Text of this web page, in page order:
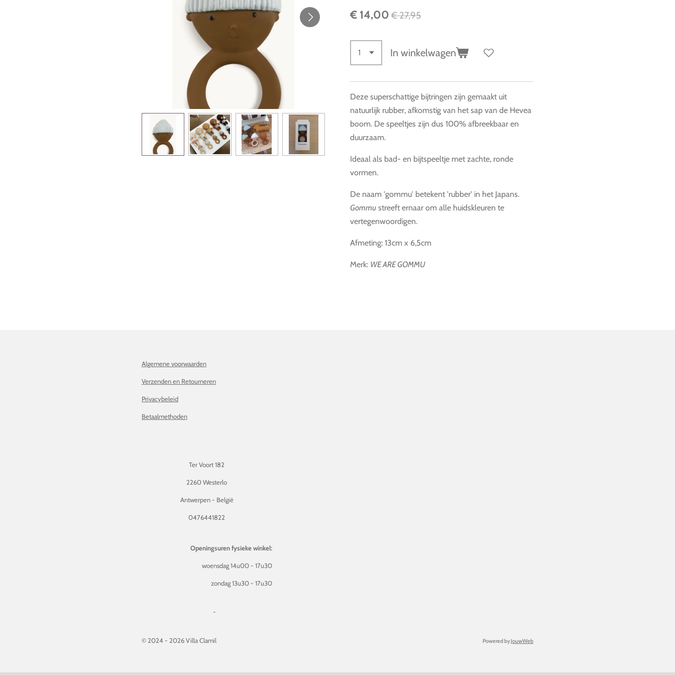
€ 14,00 € 27,95
In winkelwagen
Deze superschattige bijtringen zijn gemaakt uit
natuurlijk rubber, afkomstig van het sap van de Hevea
boom. De speeltjes zijn dus 100% afbreekbaar en
duurzaam.
Ideaal als bad- en bijtspeeltje met zachte, ronde
vormen.
De naam 'gommu' betekent 'rubber' in het Japans.
Gommu streeft ernaar om alle huidskleuren te
vertegenwoordigen.
Afmeting: 13cm x 6,5cm
Merk: WE ARE GOMMU
Algemene voorwaarden
Verzenden en Retourneren
Privacybeleid
Betaalmethoden
Ter Voort 182
2260 Westerlo
Antwerpen - België
0476441822
Openingsuren fysieke winkel:
woensdag 14u00 - 17u30
zondag 13u30 - 17u30
-
© 2024 - 2026 Villa Clamil Powered by JouwWeb